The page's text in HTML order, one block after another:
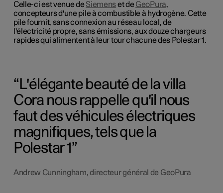
Celle-ci est venue deSiemenset deGeoPura,
concepteurs d'une pile à combustible à hydrogène. Cette
pile fournit, sans connexion au réseau local, de
l'électricité propre, sans émissions, aux douze chargeurs
rapides qui alimentent à leur tour chacune des Polestar 1.
L'élégante beauté de la villa
Cora nous rappelle qu'il nous
faut des véhicules électriques
magnifiques, tels que la
Polestar 1
Andrew Cunningham, directeur général de GeoPura